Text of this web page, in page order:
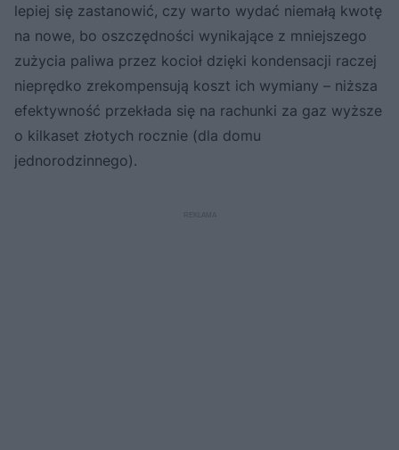
lepiej się zastanowić, czy warto wydać niemałą kwotę
na nowe, bo oszczędności wynikające z mniejszego
zużycia paliwa przez kocioł dzięki kondensacji raczej
nieprędko zrekompensują koszt ich wymiany – niższa
efektywność przekłada się na rachunki za gaz wyższe
o kilkaset złotych rocznie (dla domu
jednorodzinnego).